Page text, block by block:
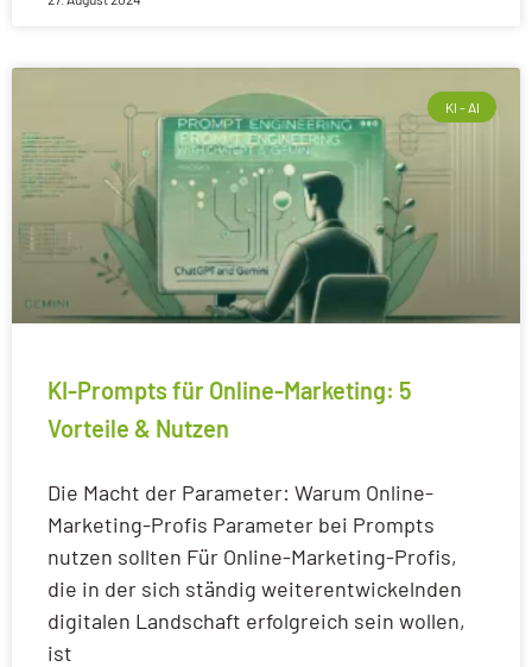
KI - AI
KI-Prompts für Online-Marketing: 5
Vorteile & Nutzen
Die Macht der Parameter: Warum Online-
Marketing-Profis Parameter bei Prompts
nutzen sollten Für Online-Marketing-Profis,
die in der sich ständig weiterentwickelnden
digitalen Landschaft erfolgreich sein wollen,
ist